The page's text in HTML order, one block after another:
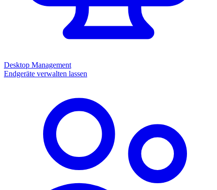
Desktop Management
Endgeräte verwalten lassen